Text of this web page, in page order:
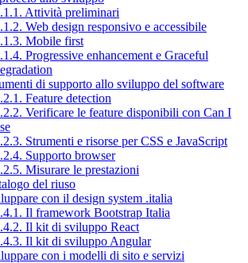
Attività preliminari
Web design responsivo e accessibile
Mobile first
Progressive enhancement e Graceful
di supporto allo sviluppo del software
Feature detection
Verificare le feature disponibili con Can I
Strumenti e risorse per CSS e JavaScript
Supporto browser
Misurare le prestazioni
del riuso
con il design system .italia
Il framework Bootstrap Italia
Il kit di sviluppo React
Il kit di sviluppo Angular
con i modelli di sito e servizi